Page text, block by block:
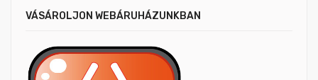
VÁSÁROLJON WEBÁRUHÁZUNKBAN